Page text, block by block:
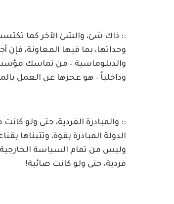
:: ذاك شئ، والشئ الآخر كما
وحداتها، بما فيها المعاونة،
والدبلوماسية – من تماسك
وداخلياً – هو عجزها عن العمل
:: والمبادرة الفردية، حتى ولو
الدولة المبادرة بقوة، وتتبناها
وليس من تمام السياسة الخارجية
فردية، حتى ولو كانت صائبة!